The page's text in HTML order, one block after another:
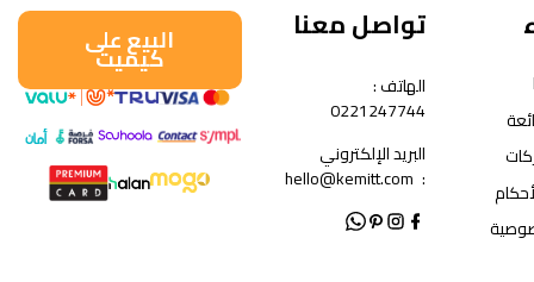
تواصل معنا
الهاتف :
0221247744
البريد الإلكتروني
:
hello@kemitt.com
البيع على
كيميت